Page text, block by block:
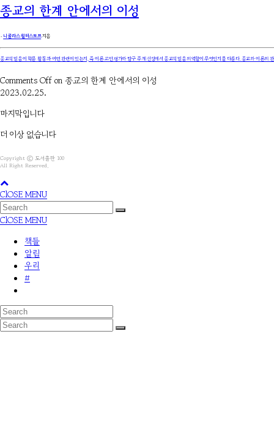
종교의 한계 안에서의 이성
۰니콜라스 월터스토프지음
종교적 믿음이 학문 활동과 어떤 관련이 있는지, 즉 이론 고안·평가와 탐구 주제 선정에서 종교적 믿음의 역할이 무엇인지를 다룬다. 종교와 이론
Comments Off on 종교의 한계 안에서의 이성
2023.02.25.
마지막입니다
더 이상 없습니다
Copyright ⓒ 도서출판 100
All Right Reserved.
ClOSE MENU
ClOSE MENU
책들
알림
우리
#